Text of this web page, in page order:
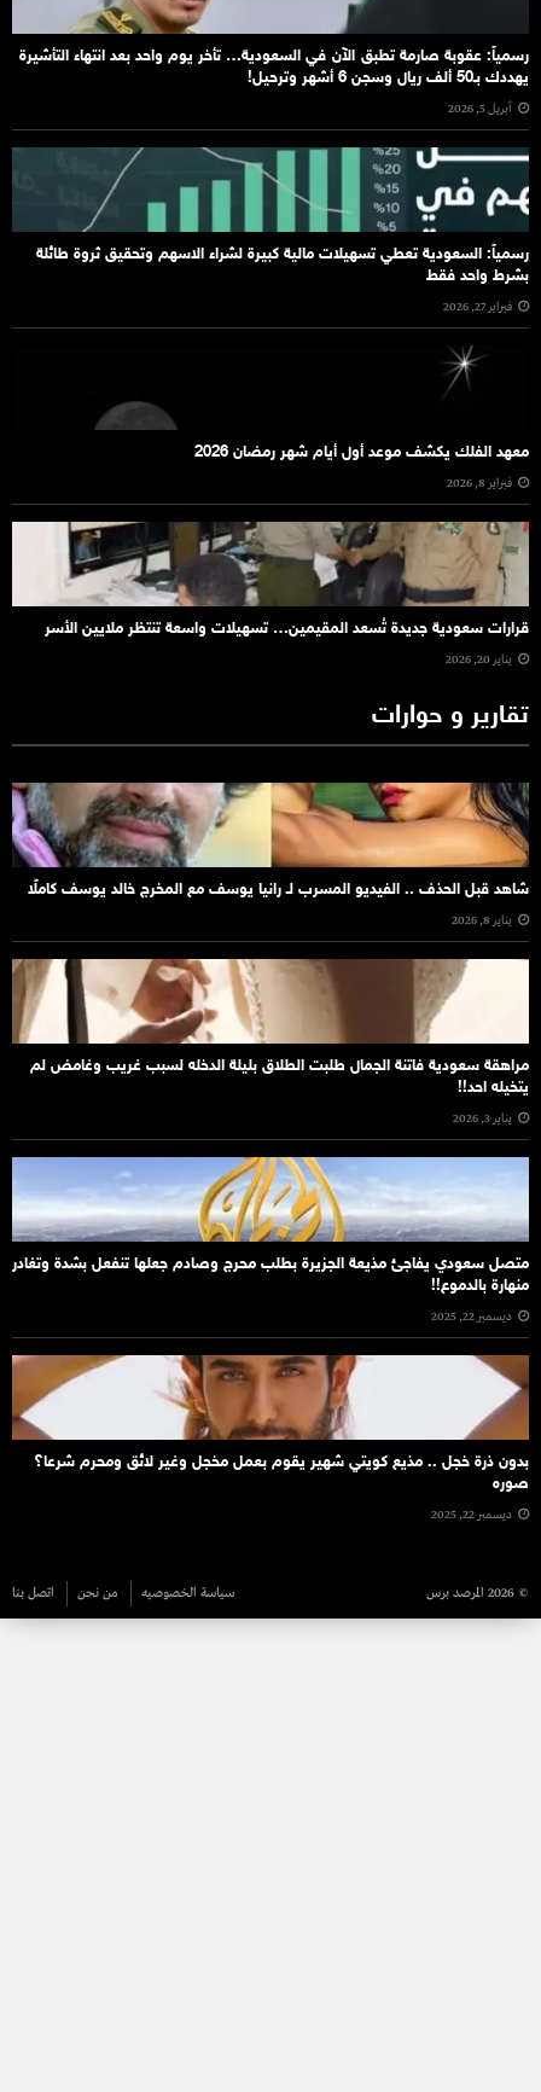
رسمياً: عقوبة صارمة تطبق الآن في السعودية… تأخر يوم واحد بعد انتهاء التأشيرة
يهددك بـ50 ألف ريال وسجن 6 أشهر وترحيل!
أبريل 5, 2026
رسمياً: السعودية تعطي تسهيلات مالية كبيرة لشراء الاسهم وتحقيق ثروة طائلة
بشرط واحد فقط
فبراير 27, 2026
معهد الفلك يكشف موعد أول أيام شهر رمضان 2026
فبراير 8, 2026
قرارات سعودية جديدة تُسعد المقيمين… تسهيلات واسعة تنتظر ملايين الأسر
يناير 20, 2026
تقارير و حوارات
شاهد قبل الحذف .. الفيديو المسرب لـ رانيا يوسف مع المخرج خالد يوسف كاملًا
يناير 8, 2026
مراهقة سعودية فاتنة الجمال طلبت الطلاق بليلة الدخله لسبب غريب وغامض لم
يتخيله احد!!
يناير 3, 2026
متصل سعودي يفاجئ مذيعة الجزيرة بطلب محرج وصادم جعلها تنفعل بشدة وتغادر
منهارة بالدموع!!
ديسمبر 22, 2025
بدون ذرة خجل .. مذيع كويتي شهير يقوم بعمل مخجل وغير لائق ومحرم شرعا؟
صوره
ديسمبر 22, 2025
© 2026 المرصد برس سياسة الخصوصيه من نحن اتصل بنا